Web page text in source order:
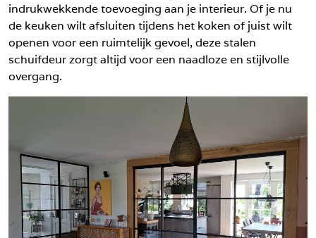
indrukwekkende toevoeging aan je interieur. Of je nu
de keuken wilt afsluiten tijdens het koken of juist wilt
openen voor een ruimtelijk gevoel, deze stalen
schuifdeur zorgt altijd voor een naadloze en stijlvolle
overgang.